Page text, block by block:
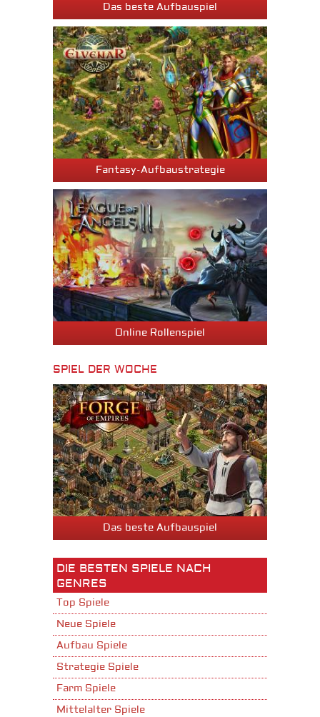
Das beste Aufbauspiel
Fantasy-Aufbaustrategie
Online Rollenspiel
SPIEL DER WOCHE
Das beste Aufbauspiel
DIE BESTEN SPIELE NACH
GENRES
Top Spiele
Neue Spiele
Aufbau Spiele
Strategie Spiele
Farm Spiele
Mittelalter Spiele